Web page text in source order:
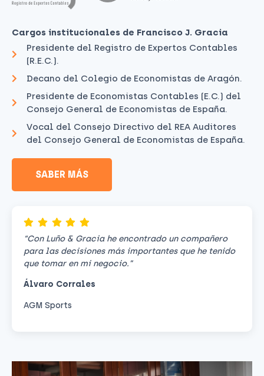
Cargos institucionales de Francisco J. Gracia
Presidente del Registro de Expertos Contables
(R.E.C.).
Decano del Colegio de Economistas de Aragón.
Presidente de Economistas Contables (E.C.) del
Consejo General de Economistas de España.
Vocal del Consejo Directivo del REA Auditores
del Consejo General de Economistas de España.
SABER MÁS
“Con Luño & Gracia he encontrado un compañero
para las decisiones más importantes que he tenido
que tomar en mi negocio.”
Álvaro Corrales
AGM Sports